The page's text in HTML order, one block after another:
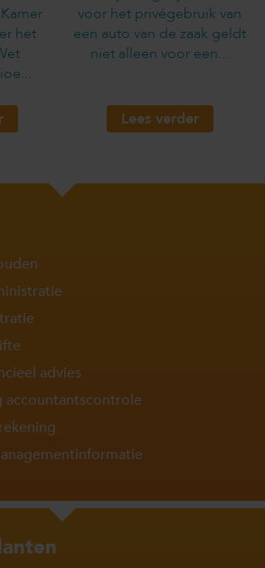
het
voor het privégebruik van
een auto van de zaak geldt
niet alleen voor een...
Lees verder
advies